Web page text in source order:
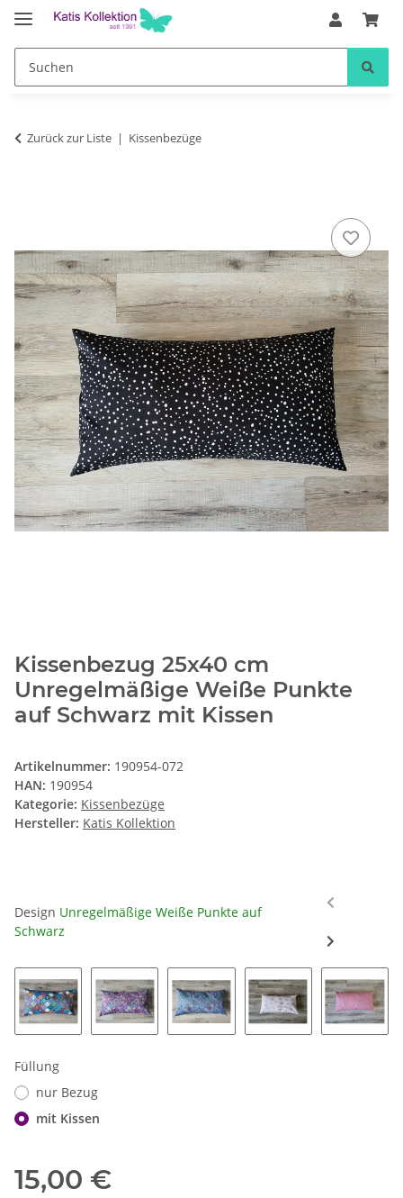
Zurück zur Liste Kissenbezüge
Kissenbezug 25x40 cm
Unregelmäßige Weiße Punkte
auf Schwarz mit Kissen
Artikelnummer: 190954-072
HAN: 190954
Kategorie: Kissenbezüge
Hersteller: Katis Kollektion
Design Unregelmäßige Weiße Punkte auf
Schwarz
Füllung
nur Bezug
mit Kissen
15,00 €